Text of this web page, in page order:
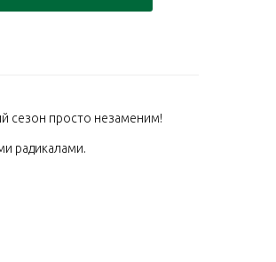
сезон просто незаменим!
радикалами.